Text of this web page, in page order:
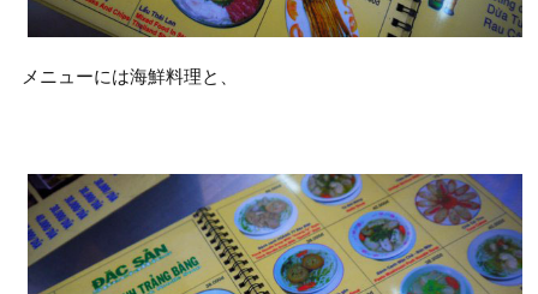
メニューには海鮮料理と、